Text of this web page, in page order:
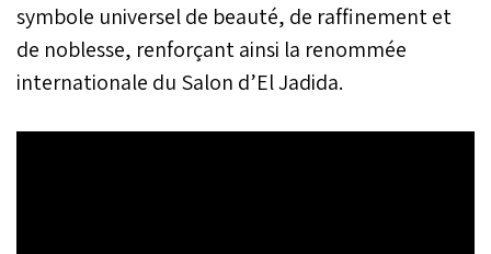
symbole universel de beauté, de raffinement et
de noblesse, renforçant ainsi la renommée
internationale du Salon d’El Jadida.